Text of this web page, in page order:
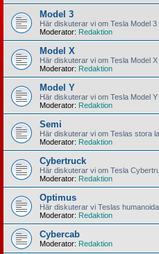
Model 3
Här diskuterar vi om Tesla Model 3
Moderator: Redaktion
Model X
Här diskuterar vi om Tesla Model X
Moderator: Redaktion
Model Y
Här diskuterar vi om Tesla Model Y
Moderator: Redaktion
Semi
Här diskuterar vi om Teslas stora
Moderator: Redaktion
Cybertruck
Här diskuterar vi om Tesla
Moderator: Redaktion
Optimus
Här diskuterar vi Teslas
Moderator: Redaktion
Cybercab
Moderator: Redaktion